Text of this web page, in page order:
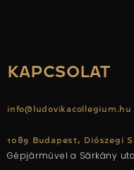
KAPCSOLAT
info@ludovikacollegium.hu
1089 Budapest, Diószegi
Gépjárművel a Sárkány